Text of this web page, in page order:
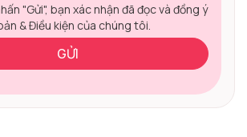
"Gửi", bạn xác nhận đã đọc và đồng ý
& Điều kiện của chúng tôi.